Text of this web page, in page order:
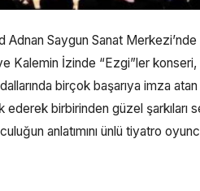
Saygun Sanat
Kalemin İzinde “Ezgi”ler
birçok başarıya imza
birbirinden güzel şarkıları
anlatımını ünlü tiyatro